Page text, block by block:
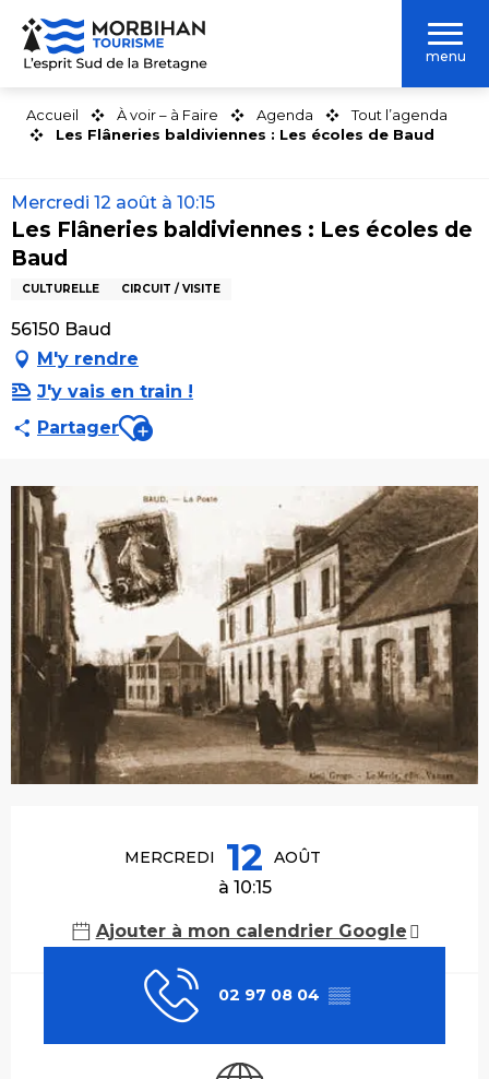
Aller
contenu
menu
Accueil À voir – à Faire Agenda
Tout l’agenda
Les Flâneries baldiviennes : Les écoles de Baud
Mercredi 12 août à 10:15
Les Flâneries baldiviennes : Les écoles de
Baud
CULTURELLE CIRCUIT / VISITE
56150 Baud
M'y rendre
J'y vais en train !
PartagerAjouter aux favoris
MERCREDI 12 AOÛT
à 10:15
Ajouter à mon calendrier Google
02 97 08 04 ▒▒